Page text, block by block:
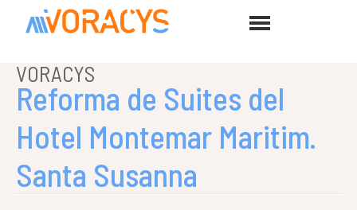
VORACYS
Reforma de Suites del
Hotel Montemar Maritim.
Santa Susanna